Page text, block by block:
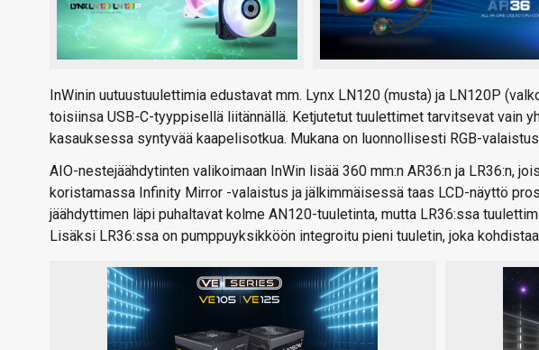
InWinin uutuustuulettimia edustavat mm. Lynx LN120 (musta) ja LN120P
toisiinsa USB-C-tyyppisellä liitännällä. Ketjutetut tuulettimet tarvitsevat vain
kasauksessa syntyvää kaapelisotkua. Mukana on luonnollisesti RGB-
AIO-nestejäähdytinten valikoimaan InWin lisää 360 mm:n AR36:n ja LR36:n,
koristamassa Infinity Mirror -valaistus ja jälkimmäisessä taas LCD-näyttö
jäähdyttimen läpi puhaltavat kolme AN120-tuuletinta, mutta LR36:ssa
Lisäksi LR36:ssa on pumppuyksikköön integroitu pieni tuuletin, joka